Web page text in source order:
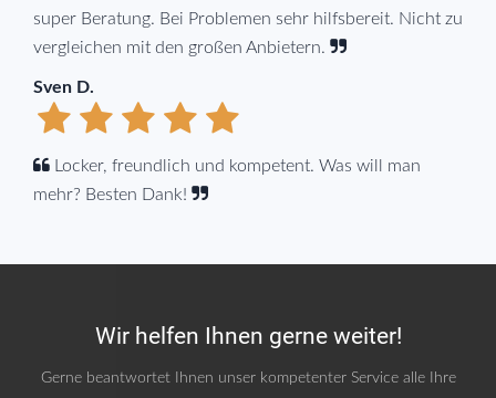
super Beratung. Bei Problemen sehr hilfsbereit. Nicht zu
vergleichen mit den großen Anbietern.
Sven D.
Locker, freundlich und kompetent. Was will man
mehr? Besten Dank!
Wir helfen Ihnen gerne weiter!
Gerne beantwortet Ihnen unser kompetenter Service alle Ihre